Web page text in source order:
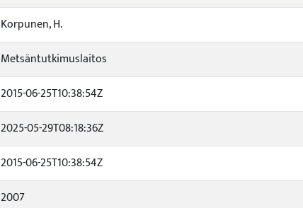
Korpunen, H.
Metsäntutkimuslaitos
2015-06-25T10:38:54Z
2025-05-29T08:18:36Z
2015-06-25T10:38:54Z
2007